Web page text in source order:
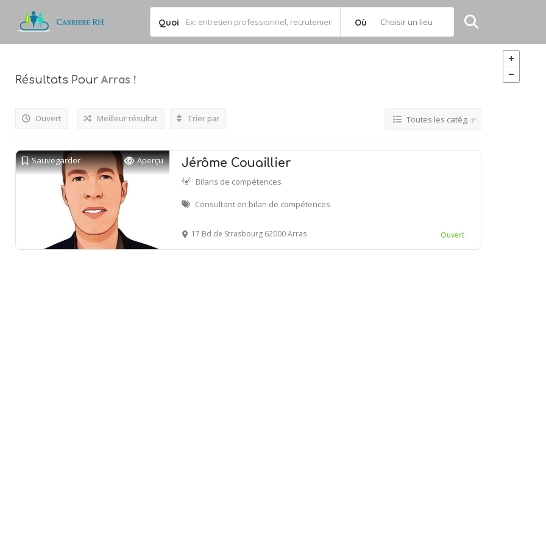
Quoi Où Choisir un lieu
Résultats Pour Arras !
Ouvert Meilleur résultat Trier par Toutes les catégories
Sauvegarder Aperçu Jérôme Couaillier
Bilans de compétences
Consultant en bilan de compétences
17 Bd de Strasbourg 62000 Arras Ouvert